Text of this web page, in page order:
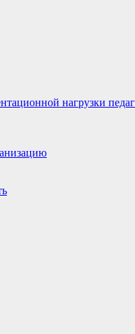
нагрузки